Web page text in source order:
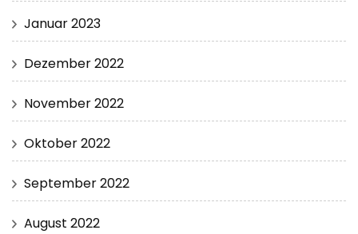
Januar 2023
Dezember 2022
November 2022
Oktober 2022
September 2022
August 2022